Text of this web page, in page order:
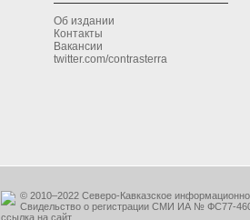
Об издании
Контакты
Вакансии
twitter.com/contrasterra
© 2010–2022 Северо-Кавказское
Свидельство о регистрации СМИ ИА № ФС77-
ссылка на сайт